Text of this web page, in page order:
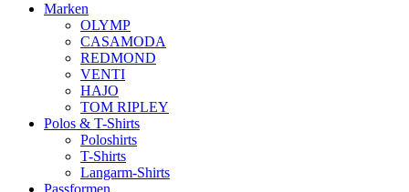
Marken
OLYMP
CASAMODA
REDMOND
VENTI
HAJO
TOM RIPLEY
Polos & T-Shirts
Poloshirts
T-Shirts
Langarm-Shirts
Passformen